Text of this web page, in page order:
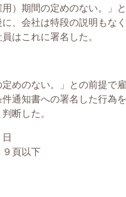
）期間の定めのない。」
、会社は特段の説明もな
はこれに署名した。
めのない。」との前提で
通知書への署名した行為
断した。
頁以下